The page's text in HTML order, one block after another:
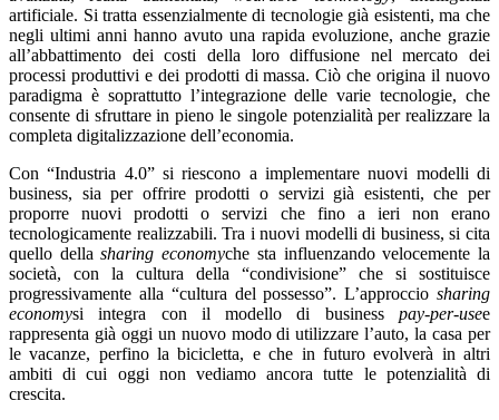
artificiale. Si tratta essenzialmente di tecnologie già esistenti, ma che
negli ultimi anni hanno avuto una rapida evoluzione, anche grazie
all’abbattimento dei costi della loro diffusione nel mercato dei
processi produttivi e dei prodotti di massa. Ciò che origina il nuovo
paradigma è soprattutto l’integrazione delle varie tecnologie, che
consente di sfruttare in pieno le singole potenzialità per realizzare la
completa digitalizzazione dell’economia.
Con “Industria 4.0” si riescono a implementare nuovi modelli di
business, sia per offrire prodotti o servizi già esistenti, che per
proporre nuovi prodotti o servizi che fino a ieri non erano
tecnologicamente realizzabili. Tra i nuovi modelli di business, si cita
quello dellasharing economyche sta influenzando velocemente la
società, con la cultura della “condivisione” che si sostituisce
progressivamente alla “cultura del possesso”. L’approccio sharing
economysi integra con il modello di business pay-per-usee
rappresenta già oggi un nuovo modo di utilizzare l’auto, la casa per
le vacanze, perfino la bicicletta, e che in futuro evolverà in altri
ambiti di cui oggi non vediamo ancora tutte le potenzialità di
crescita.